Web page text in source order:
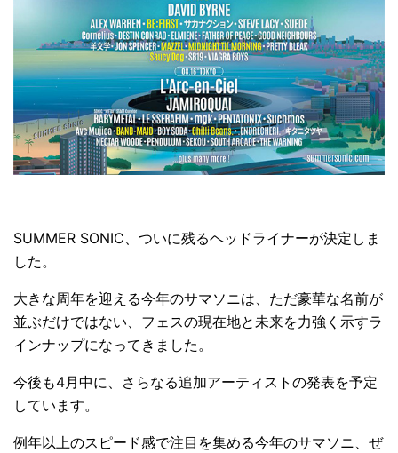
SUMMER SONIC、ついに残るヘッドライナーが決定しま
した。
大きな周年を迎える今年のサマソニは、ただ豪華な名前が
並ぶだけではない、フェスの現在地と未来を力強く示すラ
インナップになってきました。
今後も4月中に、さらなる追加アーティストの発表を予定
しています。
例年以上のスピード感で注目を集める今年のサマソニ、ぜ